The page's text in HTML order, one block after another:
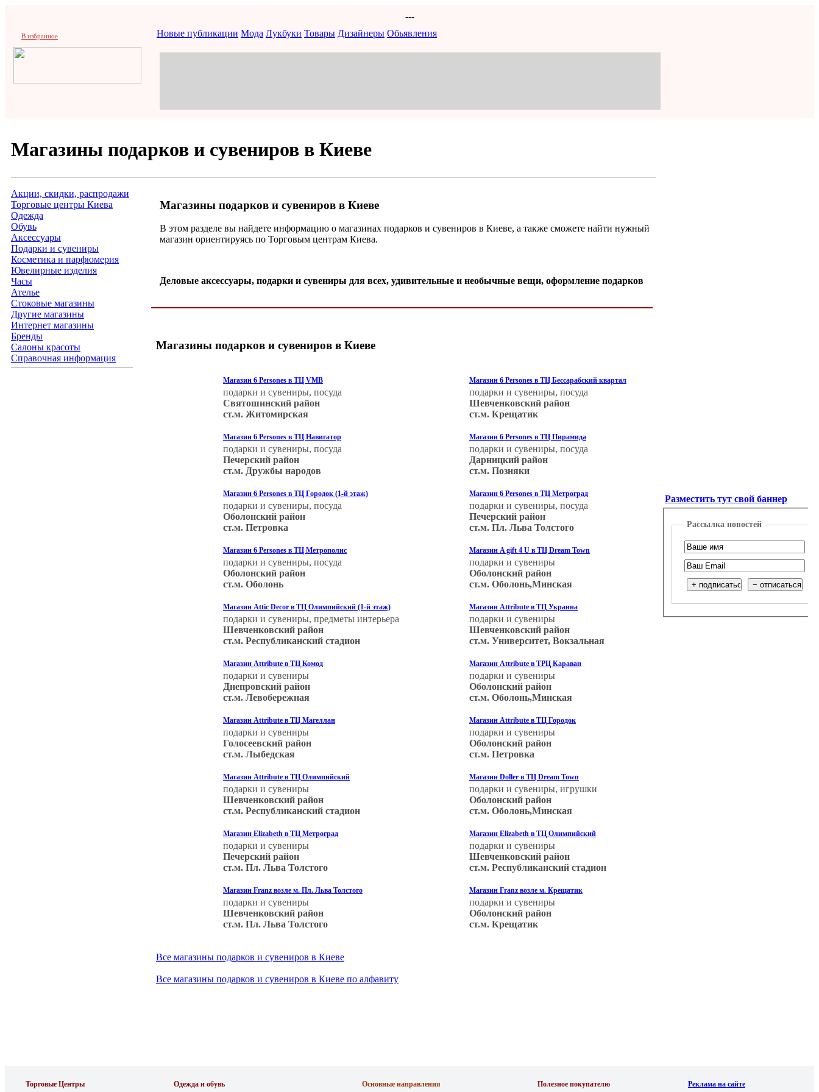
---
В избранное Новые публикации Мода Лукбуки Товары Дизайнеры Обьявления
Магазины подарков и сувениров в Киеве
Акции, скидки, распродажи
Торговые центры Киева
Одежда
Обувь
Аксессуары
Подарки и сувениры
Косметика и парфюмерия
Ювелирные изделия
Часы
Ателье
Стоковые магазины
Другие магазины
Интернет магазины
Бренды
Салоны красоты
Справочная информация
Магазины подарков и сувениров в Киеве
В этом разделе вы найдете информацию о магазинах подарков и сувениров в Киеве, а также сможете найти нужный
магазин ориентируясь по Торговым центрам Киева.
Деловые аксессуары, подарки и сувениры для всех, удивительные и необычные вещи, оформление подарков
Магазины подарков и сувениров в Киеве
Магазин 6 Persones в ТЦ VMB
подарки и сувениры, посуда
Святошинский район
ст.м. Житомирская
Магазин 6 Persones в ТЦ Бессарабский квартал
подарки и сувениры, посуда
Шевченковский район
ст.м. Крещатик
Магазин 6 Persones в ТЦ Навигатор
подарки и сувениры, посуда
Печерский район
ст.м. Дружбы народов
Магазин 6 Persones в ТЦ Пирамида
подарки и сувениры, посуда
Дарницкий район
ст.м. Позняки
Магазин 6 Persones в ТЦ Городок (1-й этаж)
подарки и сувениры, посуда
Оболонский район
ст.м. Петровка
Магазин 6 Persones в ТЦ Метроград
подарки и сувениры, посуда
Печерский район
ст.м. Пл. Льва Толстого
Магазин 6 Persones в ТЦ Метрополис
подарки и сувениры, посуда
Оболонский район
ст.м. Оболонь
Магазин A gift 4 U в ТЦ Dream Town
подарки и сувениры
Оболонский район
ст.м. Оболонь,Минская
Магазин Attic Decor в ТЦ Олимпийский (1-й этаж)
подарки и сувениры, предметы интерьера
Шевченковский район
ст.м. Республиканский стадион
Магазин Attribute в ТЦ Украина
подарки и сувениры
Шевченковский район
ст.м. Университет, Вокзальная
Магазин Attribute в ТЦ Комод
подарки и сувениры
Днепровский район
ст.м. Левобережная
Магазин Attribute в ТРЦ Караван
подарки и сувениры
Оболонский район
ст.м. Оболонь,Минская
Магазин Attribute в ТЦ Магеллан
подарки и сувениры
Голосеевский район
ст.м. Лыбедская
Магазин Attribute в ТЦ Городок
подарки и сувениры
Оболонский район
ст.м. Петровка
Магазин Attribute в ТЦ Олимпийский
подарки и сувениры
Шевченковский район
ст.м. Республиканский стадион
Магазин Doller в ТЦ Dream Town
подарки и сувениры, игрушки
Оболонский район
ст.м. Оболонь,Минская
Магазин Elizabeth в ТЦ Метроград
подарки и сувениры
Печерский район
ст.м. Пл. Льва Толстого
Магазин Elizabeth в ТЦ Олимпийский
подарки и сувениры
Шевченковский район
ст.м. Республиканский стадион
Магазин Franz возле м. Пл. Льва Толстого
подарки и сувениры
Шевченковский район
ст.м. Пл. Льва Толстого
Магазин Franz возле м. Крещатик
подарки и сувениры
Оболонский район
ст.м. Крещатик
Все магазины подарков и сувениров в Киеве
Все магазины подарков и сувениров в Киеве по алфавиту
Разместить тут свой баннер
Рассылка новостей
Торговые Центры Одежда и обувь Основные направления Полезное покупателю Реклама на сайте